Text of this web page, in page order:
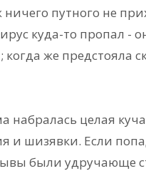
путного не
куда-то пропал -
же предстояла
набралась целая
и шизявки. Если
были удручающе